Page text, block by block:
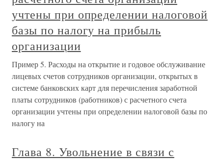
учтены при определении налоговой
базы по налогу на прибыль
организации
Пример 5. Расходы на открытие и годовое обслуживание
лицевых счетов сотрудников организации, открытых в
системе банковских карт для перечисления заработной
платы сотрудников (работников) с расчетного счета
организации учтены при определении налоговой базы по
налогу на
Глава 8. Увольнение в связи с